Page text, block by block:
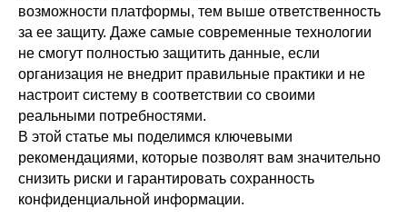
возможности платформы, тем выше ответственность
за ее защиту. Даже самые современные технологии
не смогут полностью защитить данные, если
организация не внедрит правильные практики и не
настроит систему в соответствии со своими
реальными потребностями.
В этой статье мы поделимся ключевыми
рекомендациями, которые позволят вам значительно
снизить риски и гарантировать сохранность
конфиденциальной информации.